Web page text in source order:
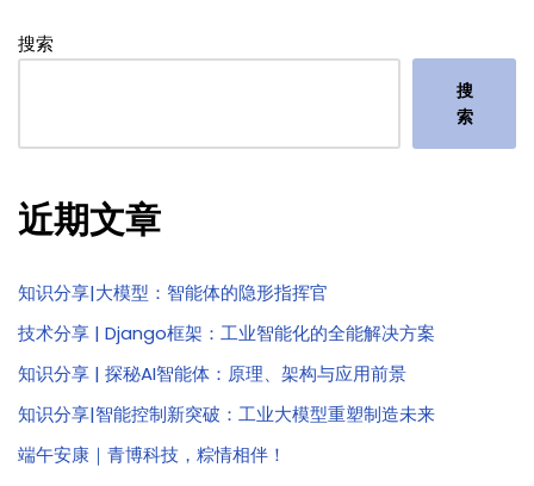
搜索
搜
索
近期文章
知识分享|大模型：智能体的隐形指挥官
技术分享 | Django框架：工业智能化的全能解决方案
知识分享 | 探秘AI智能体：原理、架构与应用前景
知识分享|智能控制新突破：工业大模型重塑制造未来
端午安康｜青博科技，粽情相伴！